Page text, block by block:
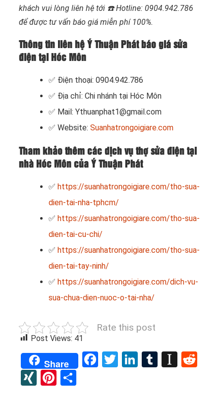
khách vui lòng liên hệ tới ☎️ Hotline: 0904.942.786
để được tư vấn báo giá miễn phí 100%.
Thông tin liên hệ Ý Thuận Phát báo giá sửa
điện tại Hóc Môn
✅ Điện thoại: 0904.942.786
✅ Địa chỉ: Chi nhánh tại Hóc Môn
✅ Mail: Ythuanphat1@gmail.com
✅ Website: Suanhatrongoigiare.com
Tham khảo thêm các dịch vụ thợ sửa điện tại
nhà Hóc Môn của Ý Thuận Phát
✅ https://suanhatrongoigiare.com/tho-sua-
dien-tai-nha-tphcm/
✅ https://suanhatrongoigiare.com/tho-sua-
dien-tai-cu-chi/
✅ https://suanhatrongoigiare.com/tho-sua-
dien-tai-tay-ninh/
✅ https://suanhatrongoigiare.com/dich-vu-
sua-chua-dien-nuoc-o-tai-nha/
Rate this post
Post Views: 41
Share Facebook
TwitterLinkedIn
Tumblr
XINGPinterest